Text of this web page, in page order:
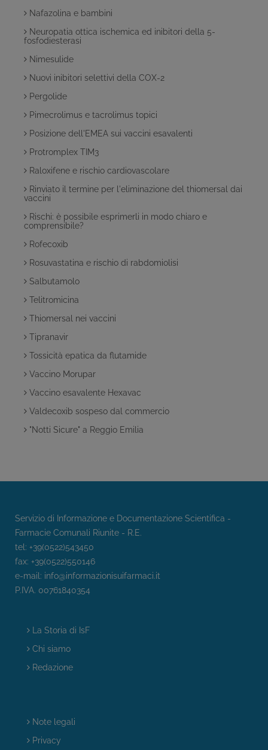
Nafazolina e bambini
Neuropatia ottica ischemica ed inibitori della 5-
fosfodiesterasi
Nimesulide
Nuovi inibitori selettivi della COX-2
Pergolide
Pimecrolimus e tacrolimus topici
Posizione dell'EMEA sui vaccini esavalenti
Protromplex TIM3
Raloxifene e rischio cardiovascolare
Rinviato il termine per l'eliminazione del thiomersal dai
vaccini
Rischi: è possibile esprimerli in modo chiaro e
comprensibile?
Rofecoxib
Rosuvastatina e rischio di rabdomiolisi
Salbutamolo
Telitromicina
Thiomersal nei vaccini
Tipranavir
Tossicità epatica da flutamide
Vaccino Morupar
Vaccino esavalente Hexavac
Valdecoxib sospeso dal commercio
"Notti Sicure" a Reggio Emilia
Servizio di Informazione e Documentazione Scientifica -
Farmacie Comunali Riunite - R.E.
tel: +39(0522)543450
fax: +39(0522)550146
e-mail: info@informazionisuifarmaci.it
P.IVA. 00761840354
La Storia di IsF
Chi siamo
Redazione
Note legali
Privacy